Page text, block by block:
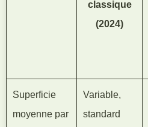
classique
(2024)
Superficie
moyenne par
Variable,
standard